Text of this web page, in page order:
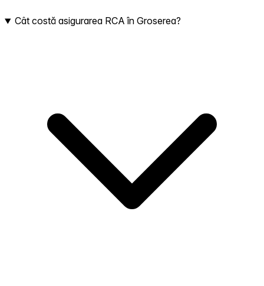
Cât costă asigurarea RCA în Groserea?